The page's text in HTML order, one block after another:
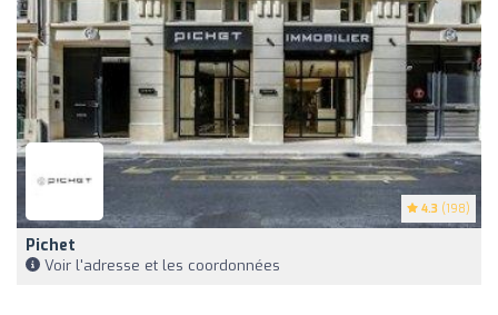
4.3 (198)
Pichet
Voir l'adresse et les coordonnées